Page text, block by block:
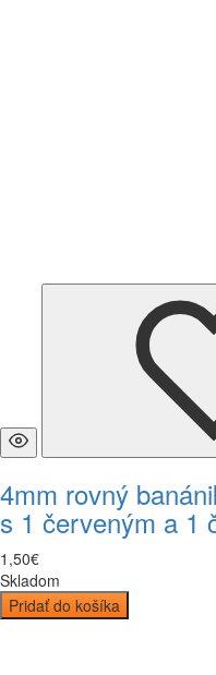
4mm rovný
s 1 červeným a 1
1 ,50€
Skladom
Pridať do košíka